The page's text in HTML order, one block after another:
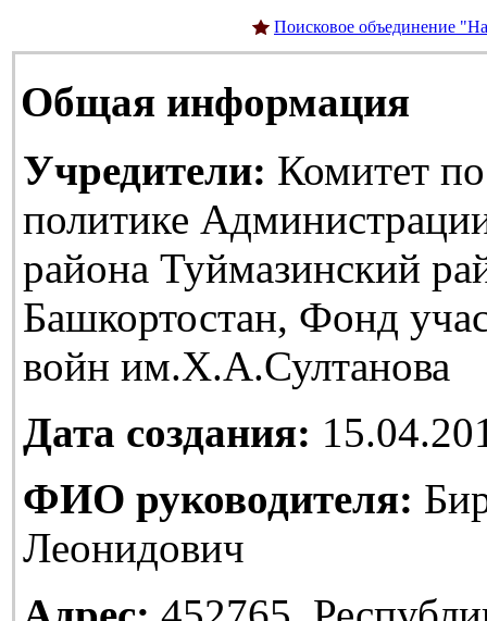
Поисковое объединение
Общая информация
Учредители: Комитет
политике
района Туймазинский
Башкортостан, Фонд
войн им.Х.А.Султанова
Дата создания:
ФИО руководителя:
Леонидович